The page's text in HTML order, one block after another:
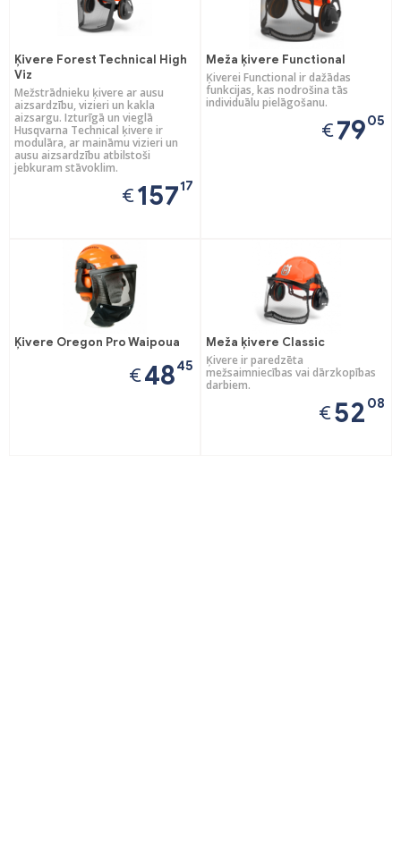
Ķivere Forest Technical High
Viz
Mežstrādnieku ķivere ar ausu
aizsardzību, vizieri un kakla
aizsargu. Izturīgā un vieglā
Husqvarna Technical ķivere ir
modulāra, ar maināmu vizieri un
ausu aizsardzību atbilstoši
jebkuram stāvoklim.
€15717
Meža ķivere Functional
Ķiverei Functional ir dažādas
funkcijas, kas nodrošina tās
individuālu pielāgošanu.
€7905
Ķivere Oregon Pro Waipoua
€4845
Meža ķivere Classic
Ķivere ir paredzēta
mežsaimniecības vai dārzkopības
darbiem.
€52 08